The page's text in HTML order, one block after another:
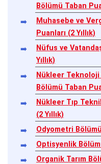
Bölümü Taban
Muhasebe ve
Puanları (2 Yıllık)
Nüfus ve
Yıllık)
Nükleer Teknoloji
Bölümü Taban
Nükleer Tıp
(2 Yıllık)
Odyometri
Optisyenlik
Organik Tarım